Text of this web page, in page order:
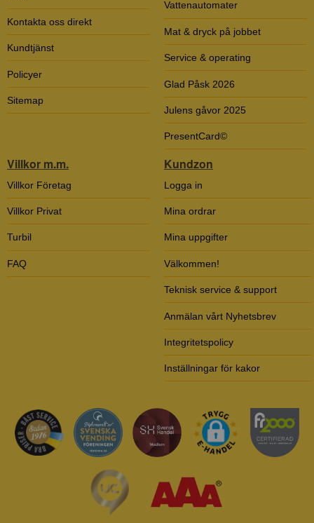
Kontakta oss direkt
Kundtjänst
Policyer
Sitemap
Vattenautomater
Mat & dryck på jobbet
Service & operating
Glad Påsk 2026
Julens gåvor 2025
PresentCard©
Villkor m.m.
Villkor Företag
Villkor Privat
Turbil
FAQ
Kundzon
Logga in
Mina ordrar
Mina uppgifter
Välkommen!
Teknisk service & support
Anmälan vårt Nyhetsbrev
Integritetspolicy
Inställningar för kakor